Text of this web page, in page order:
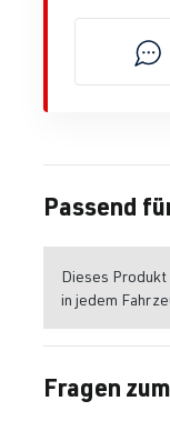
Passend
Dieses
in jedem
Fragen